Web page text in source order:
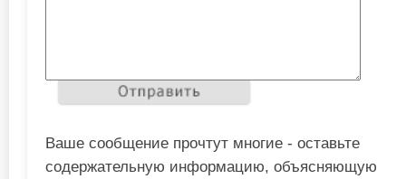
Ваше сообщение прочтут многие - оставьте
содержательную информацию, объясняющую